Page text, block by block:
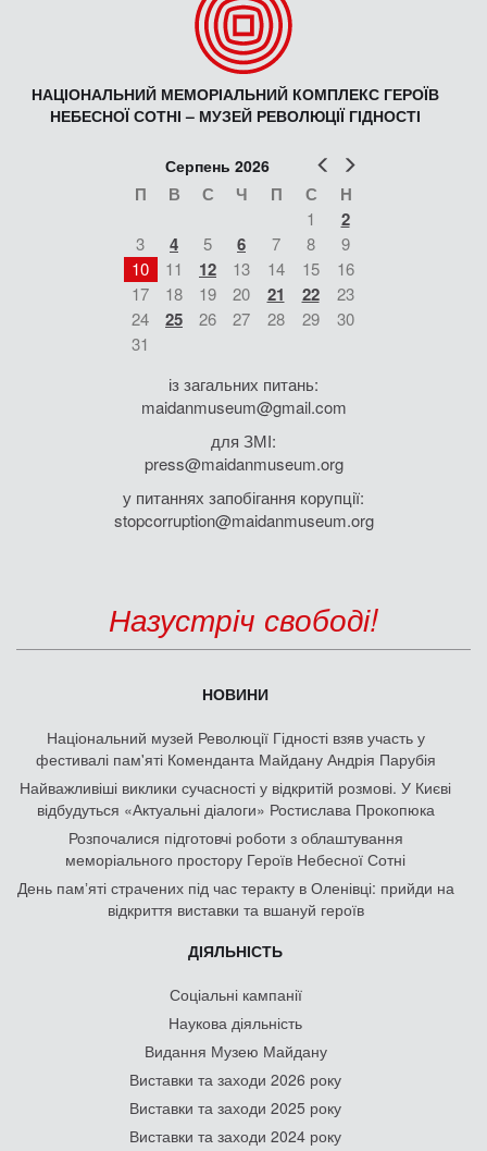
НАЦІОНАЛЬНИЙ МЕМОРІАЛЬНИЙ КОМПЛЕКС ГЕРОЇВ
НЕБЕСНОЇ СОТНІ – МУЗЕЙ РЕВОЛЮЦІЇ ГІДНОСТІ
Попер
Серпень 2026
П В С Ч П С Н
1 2
3 4 5 6 7 8
9
10
11 12 13 14 15
16
17
18 19 20 21 22
23
24
25 26 27 28 29
30
31
із загальних питань:
maidanmuseum@gmail.com
для ЗМІ:
press@maidanmuseum.org
у питаннях запобігання корупції:
stopcorruption@maidanmuseum.org
Назустріч свободі!
НОВИНИ
Національний музей Революції Гідності взяв участь у
фестивалі пам'яті Коменданта Майдану Андрія Парубія
Найважливіші виклики сучасності у відкритій розмові. У Києві
відбудуться «Актуальні діалоги» Ростислава Прокопюка
Розпочалися підготовчі роботи з облаштування
меморіального простору Героїв Небесної Сотні
День памʼяті страчених під час теракту в Оленівці: прийди на
відкриття виставки та вшануй героїв
ДІЯЛЬНІСТЬ
Соціальні кампанії
Наукова діяльність
Видання Музею Майдану
Виставки та заходи 2026 року
Виставки та заходи 2025 року
Виставки та заходи 2024 року